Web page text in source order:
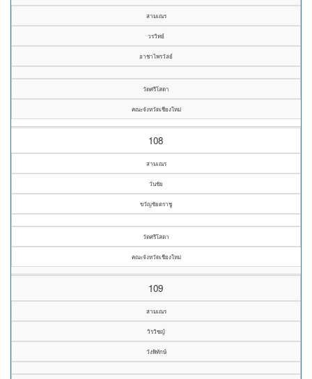
สามเณร
วรวิทย์
อาชาไพรวัลย์
วัดศรีโสดา
คณะจังหวัดเชียงใหม่
108
สามเณร
วันชัย
ขวัญชัยตราชู
วัดศรีโสดา
คณะจังหวัดเชียงใหม่
109
สามเณร
วิรวิชญ์
วังพิทักษ์